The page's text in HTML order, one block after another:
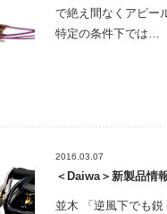
で絶え間なくアピー
特定の条件下では…
2016.03.07
＜Daiwa＞新製品情
並木 「逆風下でも